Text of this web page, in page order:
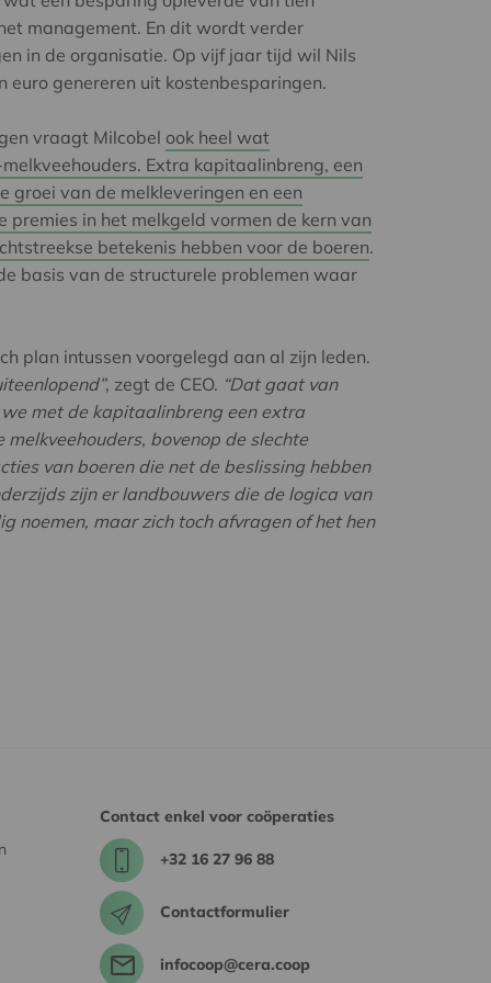
management. En dit wordt verder
in de organisatie. Op vijf jaar tijd wil Nils
euro genereren uit kostenbesparingen.
vraagt Milcobel ook heel wat
Extra kapitaalinbreng, een
groei van de melkleveringen en een
premies in het melkgeld vormen de kern van
betekenis hebben voor de boeren.
basis van de structurele problemen waar
plan intussen voorgelegd aan al zijn leden.
, zegt de CEO. “Dat gaat van
met de kapitaalinbreng een extra
bovenop de slechte
van boeren die net de beslissing hebben
zijn er landbouwers die de logica van
noemen, maar zich toch afvragen of het hen
Contact enkel voor coöperaties
+32 16 27 96 88
Contactformulier
infocoop@cera.coop